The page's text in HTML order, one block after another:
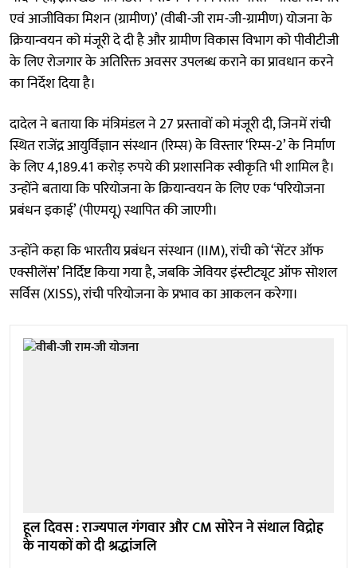
एवं आजीविका मिशन (ग्रामीण)’ (वीबी-जी राम-जी-ग्रामीण) योजना के
क्रियान्वयन को मंजूरी दे दी है और ग्रामीण विकास विभाग को पीवीटीजी
के लिए रोजगार के अतिरिक्त अवसर उपलब्ध कराने का प्रावधान करने
का निर्देश दिया है।
दादेल ने बताया कि मंत्रिमंडल ने 27 प्रस्तावों को मंजूरी दी, जिनमें रांची
स्थित राजेंद्र आयुर्विज्ञान संस्थान (रिम्स) के विस्तार ‘रिम्स-2’ के निर्माण
के लिए 4,189.41 करोड़ रुपये की प्रशासनिक स्वीकृति भी शामिल है।
उन्होंने बताया कि परियोजना के क्रियान्वयन के लिए एक ‘परियोजना
प्रबंधन इकाई’ (पीएमयू) स्थापित की जाएगी।
उन्होंने कहा कि भारतीय प्रबंधन संस्थान (IIM), रांची को ‘सेंटर ऑफ
एक्सीलेंस’ निर्दिष्ट किया गया है, जबकि जेवियर इंस्टीट्यूट ऑफ सोशल
सर्विस (XISS), रांची परियोजना के प्रभाव का आकलन करेगा।
हूल दिवस : राज्यपाल गंगवार और CM सोरेन ने संथाल विद्रोह
के नायकों को दी श्रद्धांजलि